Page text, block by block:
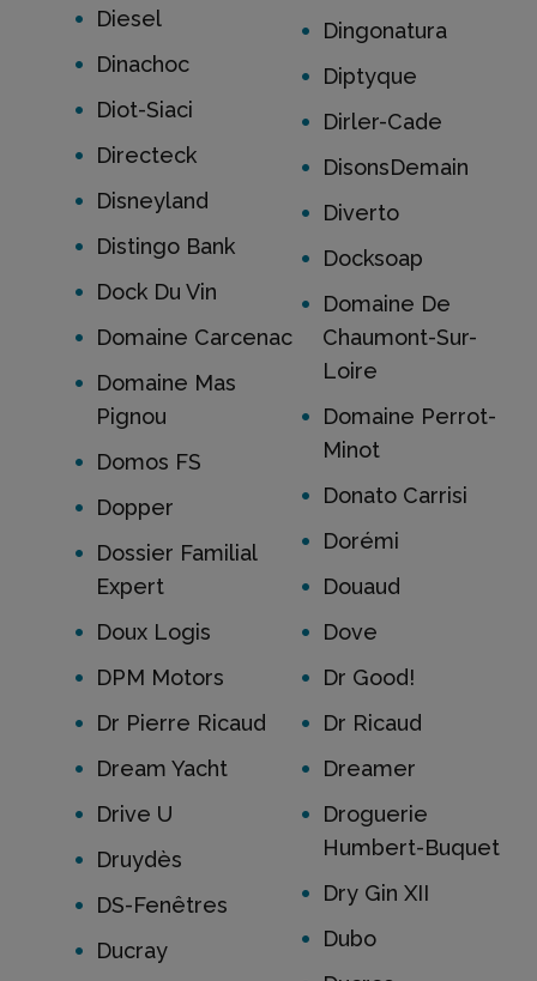
Diesel
Dinachoc
Diot-Siaci
Directeck
Disneyland
Distingo Bank
Dock Du Vin
Domaine Carcenac
Domaine Mas
Pignou
Domos FS
Dopper
Dossier Familial
Expert
Doux Logis
DPM Motors
Dr Pierre Ricaud
Dream Yacht
Drive U
Druydès
DS-Fenêtres
Ducray
Dingonatura
Diptyque
Dirler-Cade
DisonsDemain
Diverto
Docksoap
Domaine De
Chaumont-Sur-
Loire
Domaine Perrot-
Minot
Donato Carrisi
Dorémi
Douaud
Dove
Dr Good!
Dr Ricaud
Dreamer
Droguerie
Humbert-Buquet
Dry Gin XII
Dubo